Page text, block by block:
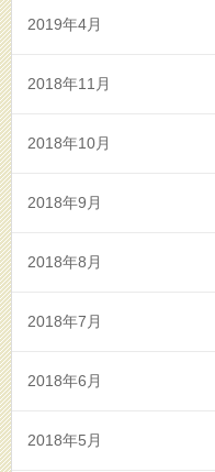
2019年4月
2018年11月
2018年10月
2018年9月
2018年8月
2018年7月
2018年6月
2018年5月